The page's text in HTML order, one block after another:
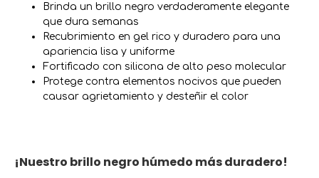
Brinda un brillo negro verdaderamente elegante
que dura semanas
Recubrimiento en gel rico y duradero para una
apariencia lisa y uniforme
Fortificado con silicona de alto peso molecular
Protege contra elementos nocivos que pueden
causar agrietamiento y desteñir el color
¡Nuestro brillo negro húmedo más duradero!